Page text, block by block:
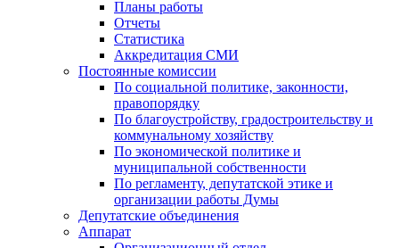
Планы работы
Отчеты
Статистика
Аккредитация СМИ
Постоянные комиссии
По социальной политике, законности,
правопорядку
По благоустройству, градостроительству и
коммунальному хозяйству
По экономической политике и
муниципальной собственности
По регламенту, депутатской этике и
организации работы Думы
Депутатские объединения
Аппарат